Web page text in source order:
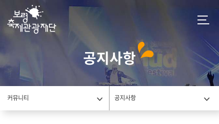
공지사항
커뮤니티 공지사항